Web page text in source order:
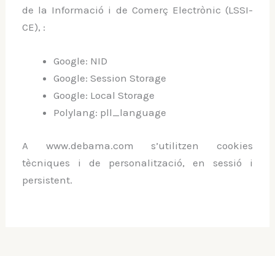
de la Informació i de Comerç Electrònic (LSSI-
CE), :
Google: NID
Google: Session Storage
Google: Local Storage
Polylang: pll_language
A www.debama.com s’utilitzen cookies
tècniques i de personalització, en sessió i
persistent.